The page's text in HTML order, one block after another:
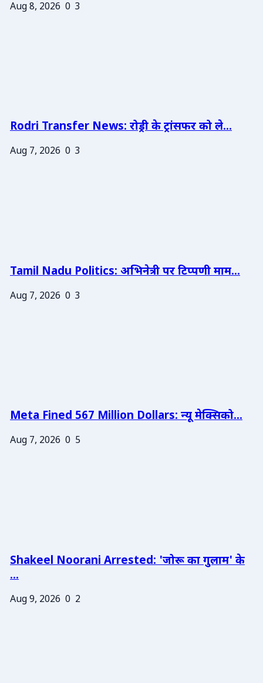
Aug 8, 2026 0 3
Rodri Transfer News: रोड्री के ट्रांसफर को ले...
Aug 7, 2026 0 3
Tamil Nadu Politics: अभिनेत्री पर टिप्पणी माम...
Aug 7, 2026 0 3
Meta Fined 567 Million Dollars: न्यू मेक्सिको...
Aug 7, 2026 0 5
Shakeel Noorani Arrested: 'जोरू का गुलाम' के
...
Aug 9, 2026 0 2